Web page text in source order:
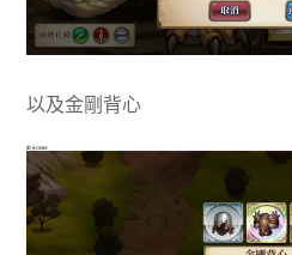
以及金剛背心